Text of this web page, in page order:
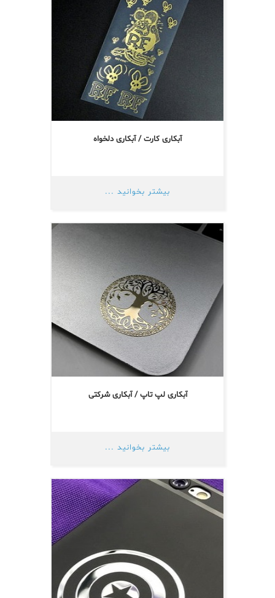
آبکاری کارت / آبکاری دلخواه
بیشتر بخوانید ...
آبکاری لپ تاپ / آبکاری شرکتی
بیشتر بخوانید ...